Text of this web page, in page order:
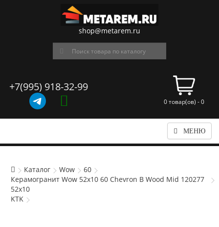
shop@metarem.ru
+7(995) 918-32-99
0 товар(ов) - 0
МЕНЮ
Каталог Wow
60
Керамогранит Wow 52x10 60 Chevron B Wood Mid 120277
52x10
KTK